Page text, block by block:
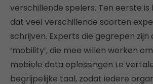
verschillende spelers. Ten eerste is
dat veel verschillende soorten
schrijven. Experts die gegrepen
‘mobility’, die mee willen werken
mobiele data oplossingen te
begrijpelijke taal, zodat iedere